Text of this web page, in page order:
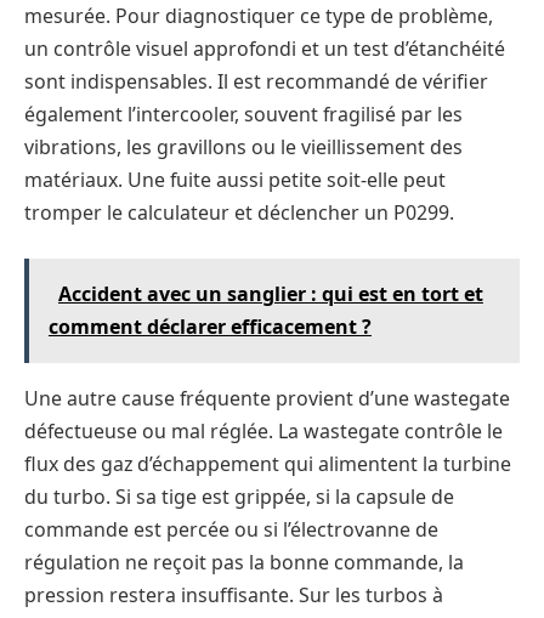
mesurée. Pour diagnostiquer ce type de problème,
un contrôle visuel approfondi et un test d’étanchéité
sont indispensables. Il est recommandé de vérifier
également l’intercooler, souvent fragilisé par les
vibrations, les gravillons ou le vieillissement des
matériaux. Une fuite aussi petite soit-elle peut
tromper le calculateur et déclencher un P0299.
Accident avec un sanglier : qui est en tort et
comment déclarer efficacement ?
Une autre cause fréquente provient d’une wastegate
défectueuse ou mal réglée. La wastegate contrôle le
flux des gaz d’échappement qui alimentent la turbine
du turbo. Si sa tige est grippée, si la capsule de
commande est percée ou si l’électrovanne de
régulation ne reçoit pas la bonne commande, la
pression restera insuffisante. Sur les turbos à